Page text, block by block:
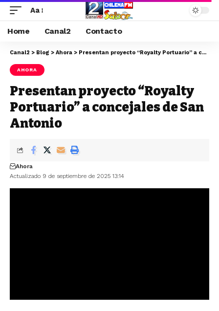
Aa
Home Canal2 Contacto
Canal2 > Blog > Ahora > Presentan proyecto “Royalty Portuario” a concejales de San Antonio
AHORA
Presentan proyecto “Royalty
Portuario” a concejales de San
Antonio
Actualizado 9 de septiembre de 2025 13:14
Ahora